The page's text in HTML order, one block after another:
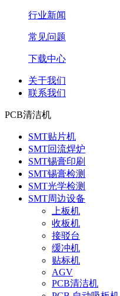
行业新闻
常见问题
下载中心
关于我们
联系我们
PCB清洁机
SMT贴片机
SMT回流焊炉
SMT锡膏印刷
SMT锡膏检测
SMT光学检测
SMT周边设备
上板机
收板机
接驳台
缓冲机
贴标机
AGV
PCB清洁机